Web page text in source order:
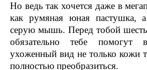
Но ведь так хочется даже в
как румяная юная пастушка,
серую мышь. Перед тобой
обязательно тебе помогут
ухоженный вид не только кожи
полностью преобразиться.